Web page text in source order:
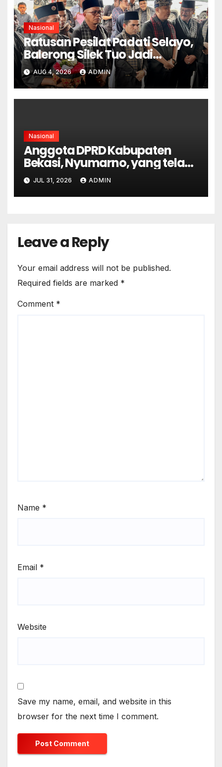
Nasional
Ratusan Pesilat Padati Selayo,
Balerong Silek Tuo Jadi
Momentum Kebangkitan
Warisan Budaya
Minangkabau
AUG 4, 2026 ADMIN
Nasional
Anggota DPRD Kabupaten
Bekasi, Nyumarno, yang telah
berstatus tersangka dalam
kasus dugaan pengeroyokan
JUL 31, 2026 ADMIN
Leave a Reply
Your email address will not be published.
Required fields are marked *
Comment *
Name *
Email *
Website
Save my name, email, and website in this
browser for the next time I comment.